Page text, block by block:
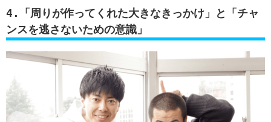
4.「周りが作ってくれた大きなきっかけ」と「チャ
ンスを逃さないための意識」